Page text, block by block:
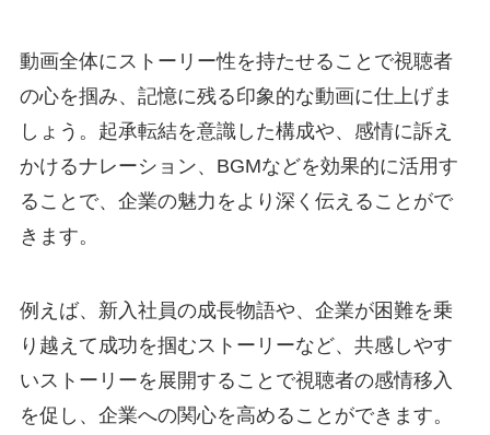
動画全体にストーリー性を持たせることで視聴者
の心を掴み、記憶に残る印象的な動画に仕上げま
しょう。起承転結を意識した構成や、感情に訴え
かけるナレーション、BGMなどを効果的に活用す
ることで、企業の魅力をより深く伝えることがで
きます。
例えば、新入社員の成長物語や、企業が困難を乗
り越えて成功を掴むストーリーなど、共感しやす
いストーリーを展開することで視聴者の感情移入
を促し、企業への関心を高めることができます。